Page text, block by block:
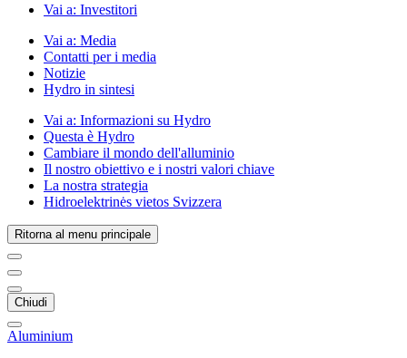
Vai a: Investitori
Vai a: Media
Contatti per i media
Notizie
Hydro in sintesi
Vai a: Informazioni su Hydro
Questa è Hydro
Cambiare il mondo dell'alluminio
Il nostro obiettivo e i nostri valori chiave
La nostra strategia
Hidroelektrinės vietos Svizzera
Ritorna al menu principale
Chiudi
Aluminium